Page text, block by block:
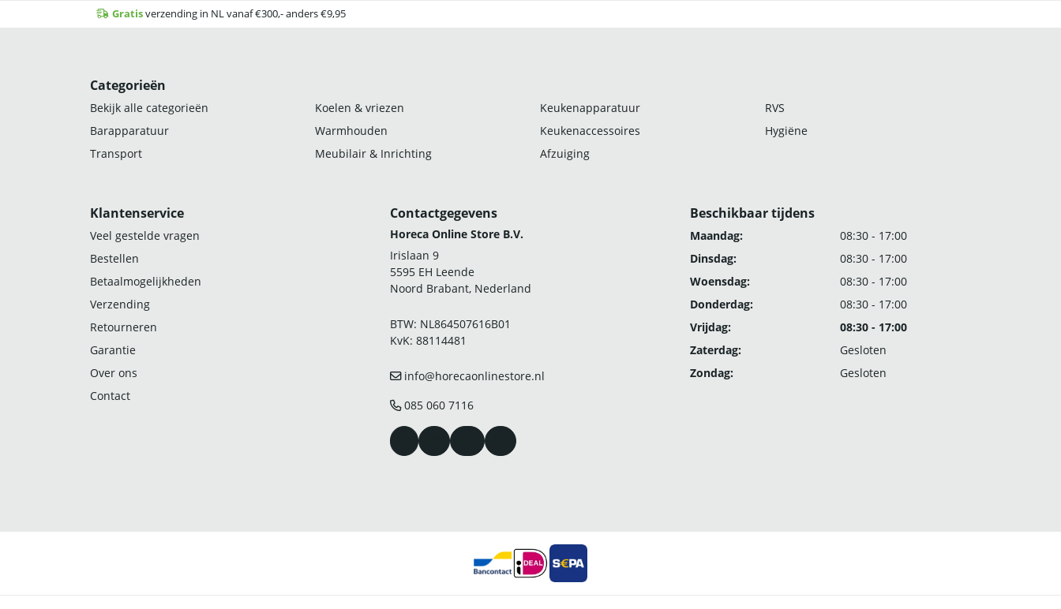
Gratisverzending in NL vanaf €300,- anders €9,95
Categorieën
Bekijk alle categorieën Koelen & vriezen Keukenapparatuur
RVS
Barapparatuur
Warmhouden Keukenaccessoires
Hygiëne
Transport
Meubilair & Inrichting Afzuiging
Klantenservice
Veel gestelde vragen
Bestellen
Betaalmogelijkheden
Verzending
Retourneren
Garantie
Over ons
Contact
Contactgegevens
Horeca Online Store B.V.
Irislaan 9
5595 EH Leende
Noord Brabant, Nederland
BTW: NL864507616B01
KvK: 88114481
info@horecaonlinestore.nl
085 060 7116
Beschikbaar tijdens
Maandag:
08:30 - 17:00
Dinsdag:
08:30 - 17:00
Woensdag:
08:30 - 17:00
Donderdag:
08:30 - 17:00
Vrijdag:
08:30 - 17:00
Zaterdag:
Gesloten
Zondag:
Gesloten